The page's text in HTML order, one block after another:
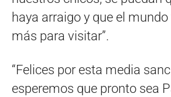
haya arraigo y que el
más para visitar”.
“Felices por esta media
esperemos que pronto sea